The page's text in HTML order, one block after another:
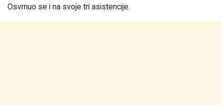
Osvrnuo se i na svoje tri asistencije.